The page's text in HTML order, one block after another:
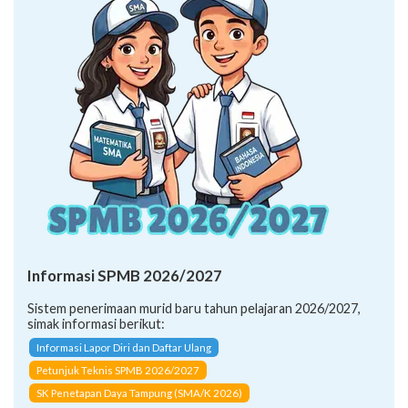
Informasi SPMB 2026/2027
Sistem penerimaan murid baru tahun pelajaran 2026/2027,
simak informasi berikut:
Informasi Lapor Diri dan Daftar Ulang
Petunjuk Teknis SPMB 2026/2027
SK Penetapan Daya Tampung (SMA/K 2026)